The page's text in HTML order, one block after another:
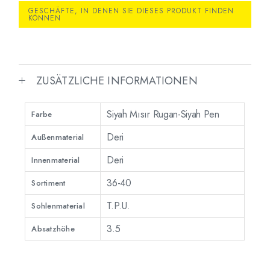
GESCHÄFTE, IN DENEN SIE DIESES PRODUKT FINDEN
KÖNNEN
ZUSÄTZLICHE INFORMATIONEN
Farbe Siyah Mısır Rugan-Siyah Pen
Außenmaterial Deri
Innenmaterial Deri
Sortiment 36-40
Sohlenmaterial T.P.U.
Absatzhöhe 3.5